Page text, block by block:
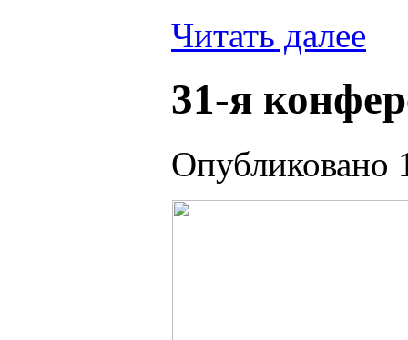
Читать далее
31-я
Опубликовано